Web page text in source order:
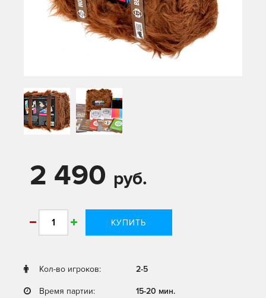
2 490 руб.
КУПИТЬ
Кол-во игроков: 2-5
Время партии: 15-20 мин.